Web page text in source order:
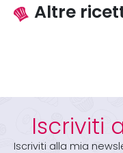
Altre
Iscriviti
Iscriviti alla mia